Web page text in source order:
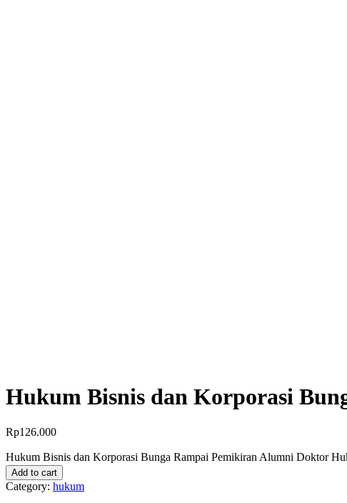
Hukum Bisnis dan Korporasi
Rp126.000
Hukum Bisnis dan Korporasi Bunga Rampai Pemikiran Alumni Doktor
Add to cart
Category: hukum